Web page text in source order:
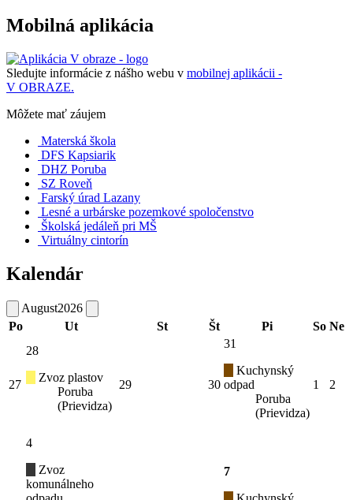
Mobilná aplikácia
Sledujte informácie z nášho webu v mobilnej aplikácii -
V OBRAZE.
Môžete mať záujem
Materská škola
DFS Kapsiarik
DHZ Poruba
SZ Roveň
Farský úrad Lazany
Lesné a urbárske pozemkové spoločenstvo
Školská jedáleň pri MŠ
Virtuálny cintorín
Kalendár
August2026
Po
Ut St Št Pi So Ne
27
28
Zvoz plastov
Poruba
(Prievidza)
29 30
31
Kuchynský
odpad
Poruba
(Prievidza)
1 2
4
Zvoz
komunálneho
7